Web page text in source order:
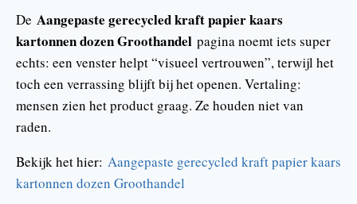
De Aangepaste gerecycled kraft papier kaars
kartonnen dozen Groothandel pagina noemt iets super
echts: een venster helpt “visueel vertrouwen”, terwijl het
toch een verrassing blijft bij het openen. Vertaling:
mensen zien het product graag. Ze houden niet van
raden.
Bekijk het hier: Aangepaste gerecycled kraft papier kaars
kartonnen dozen Groothandel